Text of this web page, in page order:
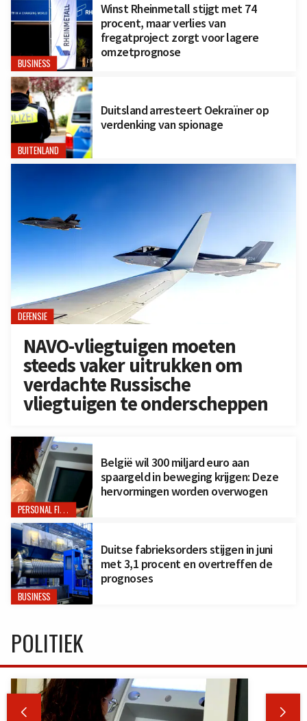
BUSINESS
Winst Rheinmetall stijgt met 74
procent, maar verlies van
fregatproject zorgt voor lagere
omzetprognose
BUITENLAND
Duitsland arresteert Oekraïner op
verdenking van spionage
DEFENSIE
NAVO-vliegtuigen moeten
steeds vaker uitrukken om
verdachte Russische
vliegtuigen te onderscheppen
PERSONAL FINANCE
België wil 300 miljard euro aan
spaargeld in beweging krijgen: Deze
hervormingen worden overwogen
BUSINESS
Duitse fabrieksorders stijgen in juni
met 3,1 procent en overtreffen de
prognoses
POLITIEK
 